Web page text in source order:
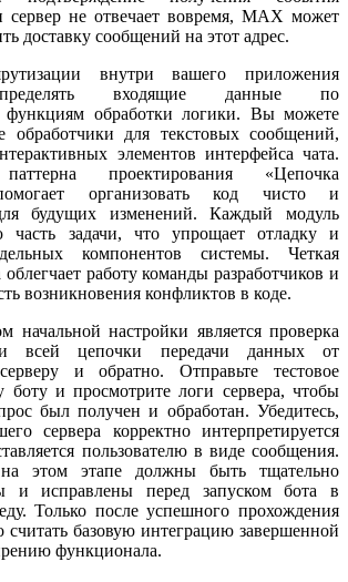
сервер не отвечает вовремя, MAX может
доставку сообщений на этот адрес.
внутри вашего приложения
входящие данные по
функциям обработки логики. Вы можете
обработчики для текстовых сообщений,
элементов интерфейса чата.
проектирования «Цепочка
организовать код чисто и
будущих изменений. Каждый модуль
часть задачи, что упрощает отладку и
компонентов системы. Четкая
облегчает работу команды разработчиков и
возникновения конфликтов в коде.
начальной настройки является проверка
всей цепочки передачи данных от
и обратно. Отправьте тестовое
боту и просмотрите логи сервера, чтобы
был получен и обработан. Убедитесь,
сервера корректно интерпретируется
пользователю в виде сообщения.
этом этапе должны быть тщательно
и исправлены перед запуском бота в
Только после успешного прохождения
считать базовую интеграцию завершенной
функционала.